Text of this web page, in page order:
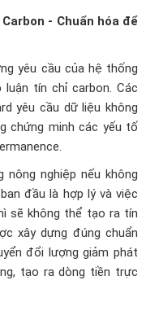
- Chuẩn hóa để
yêu cầu của hệ thống
luận tín chỉ carbon. Các
yêu cầu dữ liệu không
chứng minh các yếu tố
nghiệp nếu không
đầu là hợp lý và việc
sẽ không thể tạo ra tín
xây dựng đúng chuẩn
đổi lượng giảm phát
tạo ra dòng tiền trực